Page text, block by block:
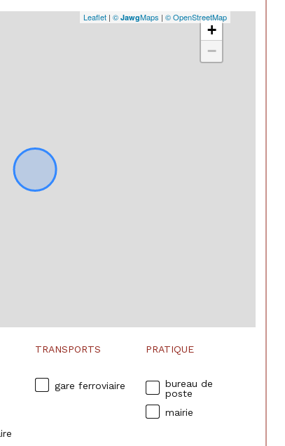
+
−
Leaflet | © JawgMaps | © OpenStreetMap
TRANSPORTS
gare ferroviaire
PRATIQUE
bureau de
poste
mairie